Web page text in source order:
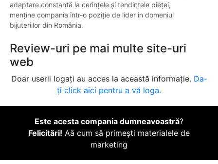
adaptare constantă la cerințele și tendințele pieței,
menține compania într-o poziție de lider în domeniul
bijuteriilor din România.
Review-uri pe mai multe site-uri
web
Doar userii logați au acces la această informație. Da-
ți click aici pentru a vă loga.
Este acesta compania dumneavoastră?
Felicitări! Aă cum să primești materialele de
marketing